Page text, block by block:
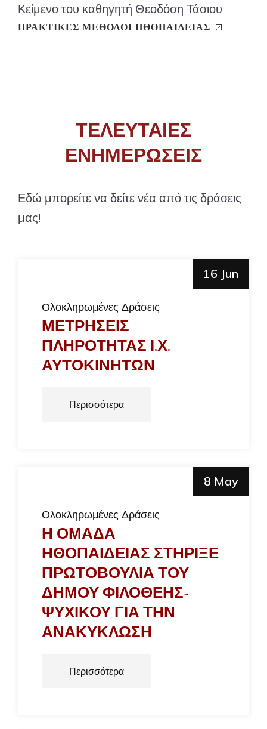
Κείμενο του καθηγητή Θεοδόση Τάσιου
ΠΡΑΚΤΙΚΕΣ ΜΕΘΟΔΟΙ ΗΘΟΠΑΙΔΕΙΑΣ
ΤΕΛΕΥΤΑΙΕΣ
ΕΝΗΜΕΡΩΣΕΙΣ
Εδώ μπορείτε να δείτε νέα από τις δράσεις
μας!
16 Jun
Ολοκληρωμένες Δράσεις
ΜΕΤΡΗΣΕΙΣ
ΠΛΗΡΟΤΗΤΑΣ Ι.Χ.
ΑΥΤΟΚΙΝΗΤΩΝ
Περισσότερα
8 May
Ολοκληρωμένες Δράσεις
Η ΟΜΑΔΑ
ΗΘΟΠΑΙΔΕΙΑΣ ΣΤΗΡΙΞΕ
ΠΡΩΤΟΒΟΥΛΙΑ ΤΟΥ
ΔΗΜΟΥ ΦΙΛΟΘΕΗΣ-
ΨΥΧΙΚΟΥ ΓΙΑ ΤΗΝ
ΑΝΑΚΥΚΛΩΣΗ
Περισσότερα